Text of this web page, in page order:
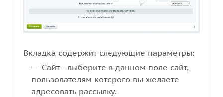
Вкладка содержит следующие параметры:
Сайт - выберите в данном поле сайт,
пользователям которого вы желаете
адресовать рассылку.